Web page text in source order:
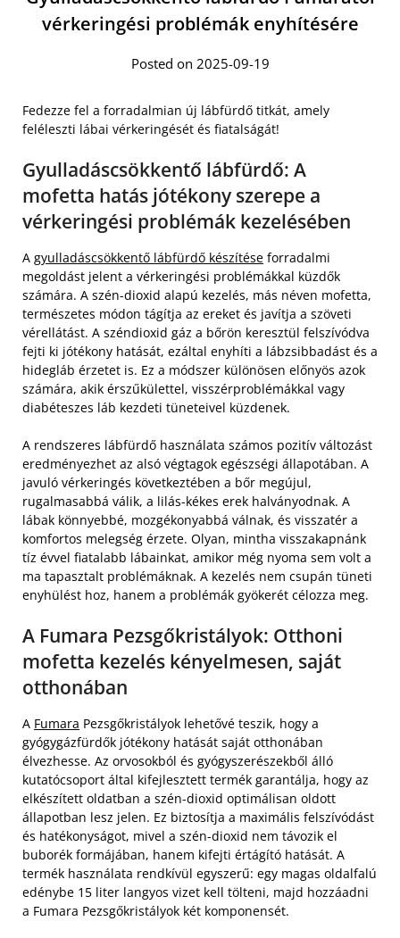
vérkeringési problémák enyhítésére
Posted on 2025-09-19
Fedezze fel a forradalmian új lábfürdő titkát, amely
feléleszti lábai vérkeringését és fiatalságát!
Gyulladáscsökkentő lábfürdő: A
mofetta hatás jótékony szerepe a
vérkeringési problémák kezelésében
A gyulladáscsökkentő lábfürdő készítése forradalmi
megoldást jelent a vérkeringési problémákkal küzdők
számára. A szén-dioxid alapú kezelés, más néven mofetta,
természetes módon tágítja az ereket és javítja a szöveti
vérellátást. A széndioxid gáz a bőrön keresztül felszívódva
fejti ki jótékony hatását, ezáltal enyhíti a lábzsibbadást és a
hidegláb érzetet is. Ez a módszer különösen előnyös azok
számára, akik érszűkülettel, visszérproblémákkal vagy
diabéteszes láb kezdeti tüneteivel küzdenek.
A rendszeres lábfürdő használata számos pozitív változást
eredményezhet az alsó végtagok egészségi állapotában. A
javuló vérkeringés következtében a bőr megújul,
rugalmasabbá válik, a lilás-kékes erek halványodnak. A
lábak könnyebbé, mozgékonyabbá válnak, és visszatér a
komfortos melegség érzete. Olyan, mintha visszakapnánk
tíz évvel fiatalabb lábainkat, amikor még nyoma sem volt a
ma tapasztalt problémáknak. A kezelés nem csupán tüneti
enyhülést hoz, hanem a problémák gyökerét célozza meg.
A Fumara Pezsgőkristályok: Otthoni
mofetta kezelés kényelmesen, saját
otthonában
A Fumara Pezsgőkristályok lehetővé teszik, hogy a
gyógygázfürdők jótékony hatását saját otthonában
élvezhesse. Az orvosokból és gyógyszerészekből álló
kutatócsoport által kifejlesztett termék garantálja, hogy az
elkészített oldatban a szén-dioxid optimálisan oldott
állapotban lesz jelen. Ez biztosítja a maximális felszívódást
és hatékonyságot, mivel a szén-dioxid nem távozik el
buborék formájában, hanem kifejti értágító hatását. A
termék használata rendkívül egyszerű: egy magas oldalfalú
edénybe 15 liter langyos vizet kell tölteni, majd hozzáadni
a Fumara Pezsgőkristályok két komponensét.